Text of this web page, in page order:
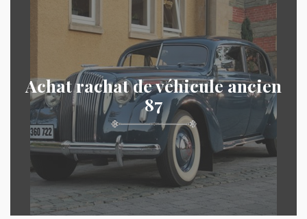
Achat rachat de véhicule ancien
87